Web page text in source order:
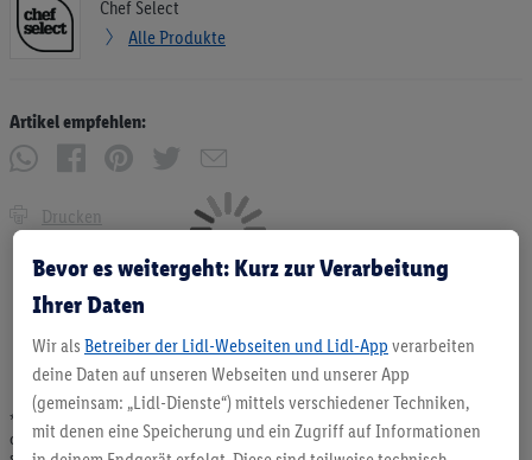
Chef Select
Alle Produkte
Artikel empfehlen:
Drucken
* Angebote solange Vorrat. Abgabe nur in haushaltsüblichen Mengen. Verkauf
ohne Dekoration. Die hier beworbenen Produkte, vor allem NonFood-Produkte,
Bevor es weitergeht: Kurz zur Verarbeitung
Ihrer Daten
Wir als Betreiber der Lidl-Webseiten und Lidl-App verarbeiten
deine Daten auf unseren Webseiten und unserer App
(gemeinsam: „Lidl-Dienste“) mittels verschiedener Techniken,
mit denen eine Speicherung und ein Zugriff auf Informationen